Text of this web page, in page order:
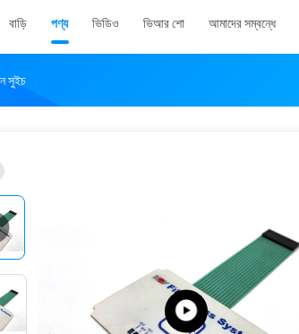
বাড়ি পণ্য ভিডিও ভিআর শো আমাদের সম্বন্ধে
সুইচ